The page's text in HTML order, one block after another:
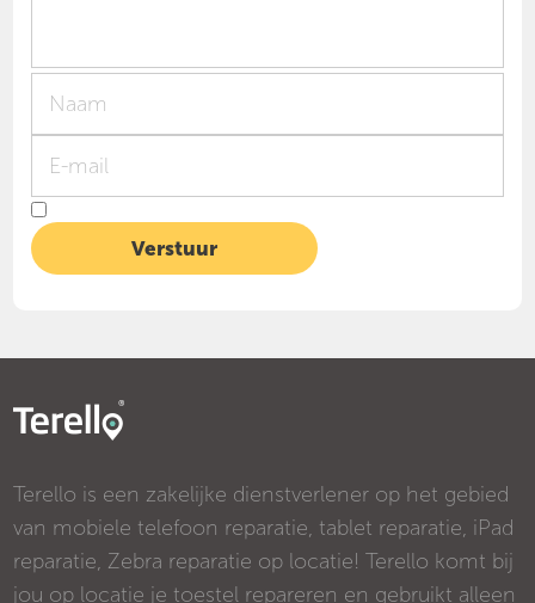
Terello is een zakelijke dienstverlener op het gebied
van mobiele telefoon reparatie, tablet reparatie, iPad
reparatie, Zebra reparatie op locatie! Terello komt bij
jou op locatie je toestel repareren en gebruikt alleen